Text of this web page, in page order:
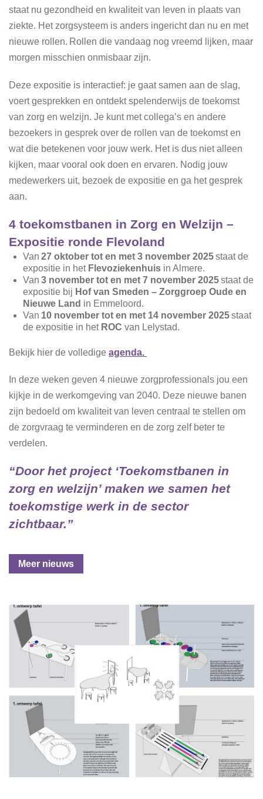
staat nu gezondheid en kwaliteit van leven in plaats van
ziekte. Het zorgsysteem is anders ingericht dan nu en met
nieuwe rollen. Rollen die vandaag nog vreemd lijken, maar
morgen misschien onmisbaar zijn.
Deze expositie is interactief: je gaat samen aan de slag,
voert gesprekken en ontdekt spelenderwijs de toekomst
van zorg en welzijn. Je kunt met collega’s en andere
bezoekers in gesprek over de rollen van de toekomst en
wat die betekenen voor jouw werk. Het is dus niet alleen
kijken, maar vooral ook doen en ervaren. Nodig jouw
medewerkers uit, bezoek de expositie en ga het gesprek
aan.
4 toekomstbanen in Zorg en Welzijn –
Expositie ronde Flevoland
Van 27 oktober tot en met 3 november 2025staat de
expositie in het Flevoziekenhuis in Almere.
Van 3 november tot en met 7 november 2025staat de
expositie bij Hof van Smeden – Zorggroep Oude en
Nieuwe Land in Emmeloord.
Van 10 november tot en met 14 november 2025staat
de expositie in het ROC van Lelystad.
Bekijk hier de volledige agenda.
In deze weken geven 4 nieuwe zorgprofessionals jou een
kijkje in de werkomgeving van 2040. Deze nieuwe banen
zijn bedoeld om kwaliteit van leven centraal te stellen om
de zorgvraag te verminderen en de zorg zelf beter te
verdelen.
“Door het project ‘Toekomstbanen in
zorg en welzijn’ maken we samen het
toekomstige werk in de sector
zichtbaar.”
Meer nieuws